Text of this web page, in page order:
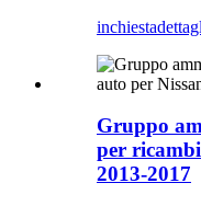
inchiesta
Gruppo
per
2013-2017